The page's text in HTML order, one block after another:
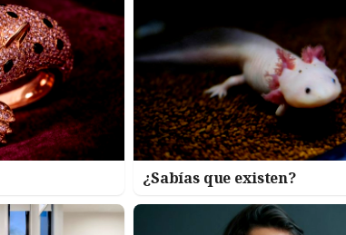
¿Sabías que existen?